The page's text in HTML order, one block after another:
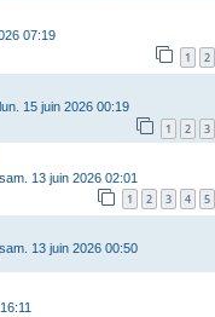
07:19
1 2
lun. 15 juin 2026 00:19
1 2 3
sam. 13 juin 2026 02:01
1 2 3 4 5
sam. 13 juin 2026 00:50